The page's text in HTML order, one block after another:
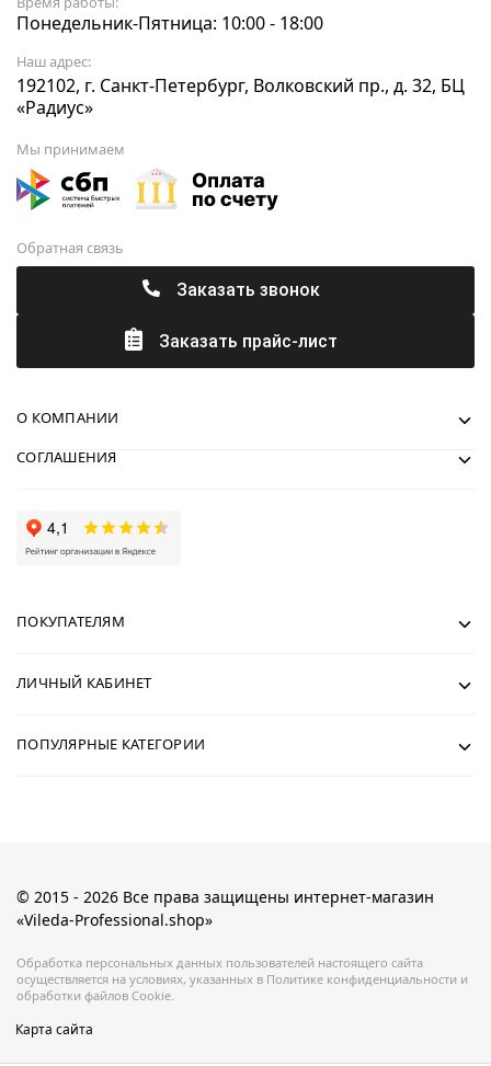
Понедельник-Пятница: 10:00 - 18:00
Наш адрес:
192102, г. Санкт-Петербург, Волковский пр., д. 32, БЦ
«Радиус»
Мы принимаем
Обратная связь
Заказать звонок
Заказать прайс-лист
О КОМПАНИИ
СОГЛАШЕНИЯ
ПОКУПАТЕЛЯМ
ЛИЧНЫЙ КАБИНЕТ
ПОПУЛЯРНЫЕ КАТЕГОРИИ
© 2015 - 2026 Все права защищены интернет-магазин
«Vileda-Professional.shop»
Обработка персональных данных пользователей настоящего сайта
осуществляется на условиях, указанных в Политике конфиденциальности и
обработки файлов Cookie.
Карта сайта